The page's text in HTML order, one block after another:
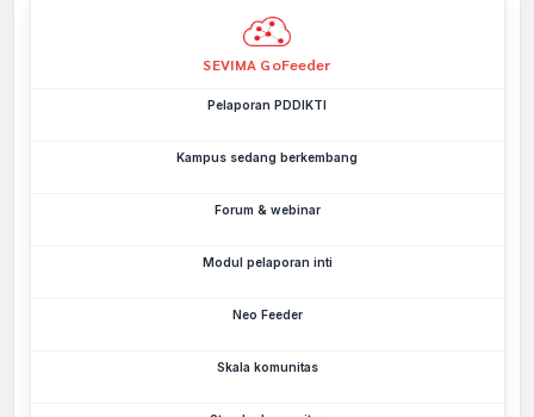
YouTube · PDDIKTI Feeder
SEVIMA GoFeeder
Pelaporan PDDIKTI
Kampus sedang berkembang
Forum & webinar
Modul pelaporan inti
Neo Feeder
Skala komunitas